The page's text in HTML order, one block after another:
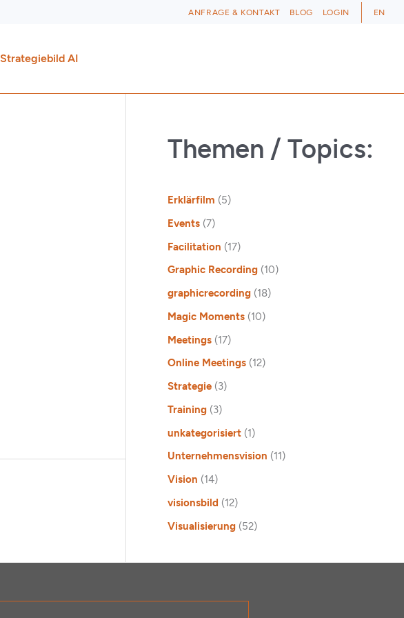
ANFRAGE & KONTAKT BLOG LOGIN EN
Strategiebild AI
Themen / Topics:
Erklärfilm (5)
Events(7)
Facilitation (17)
Graphic Recording(10)
graphicrecording(18)
Magic Moments(10)
Meetings(17)
Online Meetings(12)
Strategie(3)
Training(3)
unkategorisiert(1)
Unternehmensvision (11)
Vision (14)
visionsbild (12)
Visualisierung(52)